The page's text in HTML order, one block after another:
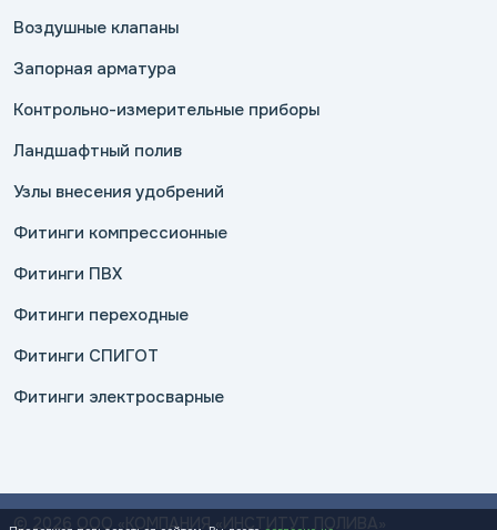
Воздушные клапаны
Запорная арматура
Контрольно-измерительные приборы
Ландшафтный полив
Узлы внесения удобрений
Фитинги компрессионные
Фитинги ПВХ
Фитинги переходные
Фитинги СПИГОТ
Фитинги электросварные
© 2026 ООО «КОМПАНИЯ «ИНСТИТУТ ПОЛИВА»